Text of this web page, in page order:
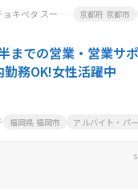
カットカラー専門店チョキぺタ スーパーマツモト五条店 京都府 京都市
までの営業・営業サ
務OK!女性活躍中
福岡県 福岡市 アルバイト・パ